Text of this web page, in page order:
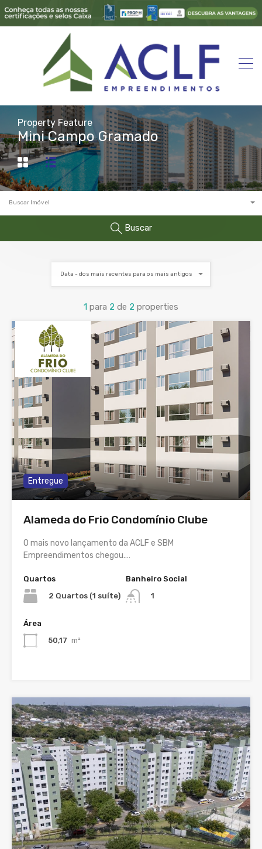
Property Feature
Mini Campo Gramado
Buscar Imóvel
Buscar
1 para 2 de 2 properties
Data - dos mais recentes para os mais antigos
Entregue
Alameda do Frio Condomínio Clube
O mais novo lançamento da ACLF e SBM
Empreendimentos chegou.…
Quartos
2 Quartos (1 suíte)
Banheiro Social
1
Área
50,17 m²